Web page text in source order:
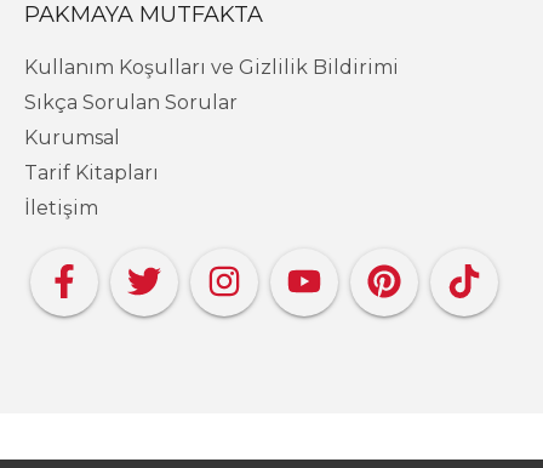
PAKMAYA MUTFAKTA
Kullanım Koşulları ve Gizlilik Bildirimi
Sıkça Sorulan Sorular
Kurumsal
Tarif Kitapları
İletişim